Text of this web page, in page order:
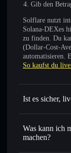
Gib den
Solflare nutzt
Solana-DEXes
zu finden. Du
(Dollar-Cost-
automatisieren.
So kaufst du
Ist es sicher,
live and
Was kann ich
machen?